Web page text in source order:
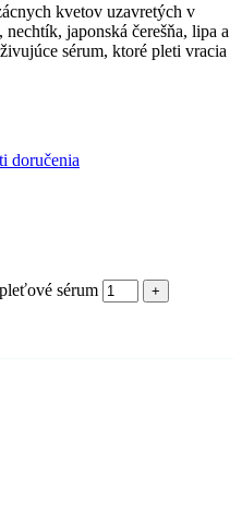
kvetov uzavretých v
japonská čerešňa, lipa a
sérum, ktoré pleti vracia
doručenia
sérum